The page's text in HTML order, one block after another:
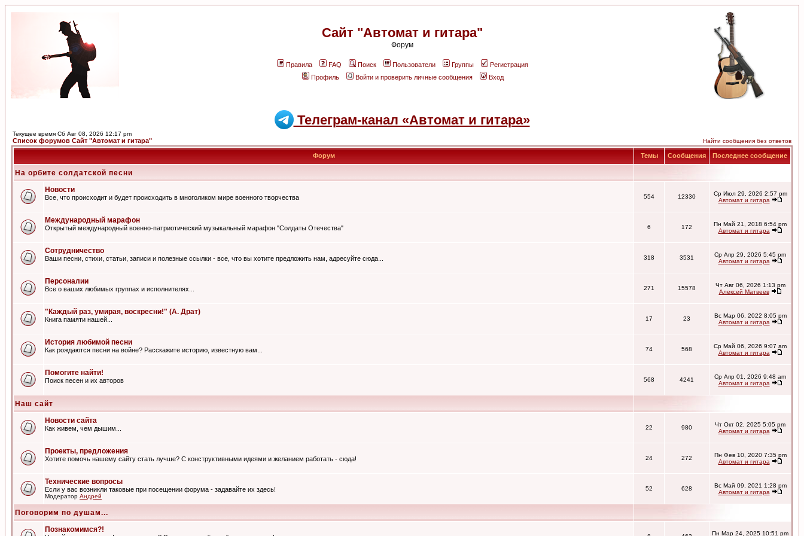
Сайт "Автомат и гитара"
Форум
Правила FAQ Поиск Пользователи Группы
Регистрация
Профиль
Войти и проверить личные сообщения Вход
Телеграм-канал «Автомат и гитара»
Текущее время Сб Авг 08, 2026 12:17 pm
Список форумов Сайт "Автомат и гитара" Найти сообщения без ответов
Форум Темы Сообщения Последнее сообщение
На орбите солдатской песни
Новости
Все, что происходит и будет происходить в многоликом мире военного творчества 554 12330
Ср Июл 29, 2026 2:57 pm
Автомат и гитара
Международный марафон
Открытый международный военно-патриотический музыкальный марафон "Солдаты Отечества" 6 172
Пн Май 21, 2018 6:54 pm
Автомат и гитара
Сотрудничество
Ваши песни, стихи, статьи, записи и полезные ссылки - все, что вы хотите предложить нам, адресуйте сюда... 318 3531
Ср Апр 29, 2026 5:45 pm
Автомат и гитара
Персоналии
Все о ваших любимых группах и исполнителях... 271 15578
Чт Авг 06, 2026 1:13 pm
Алексей Матвеев
"Каждый раз, умирая, воскресни!" (А. Драт)
Книга памяти нашей... 17 23
Вс Мар 06, 2022 8:05 pm
Автомат и гитара
История любимой песни
Как рождаются песни на войне? Расскажите историю, известную вам... 74 568
Ср Май 06, 2026 9:07 am
Автомат и гитара
Помогите найти!
Поиск песен и их авторов 568 4241
Ср Апр 01, 2026 9:48 am
Автомат и гитара
Наш сайт
Новости сайта
Как живем, чем дышим... 22 980
Чт Окт 02, 2025 5:05 pm
Автомат и гитара
Проекты, предложения
Хотите помочь нашему сайту стать лучше? С конструктивными идеями и желанием работать - сюда! 24 272
Пн Фев 10, 2020 7:35 pm
Автомат и гитара
Технические вопросы
Если у вас возникли таковые при посещении форума - задавайте их здесь!
Модератор Андрей
52 628
Вс Май 09, 2021 1:28 pm
Автомат и гитара
Поговорим по душам...
Познакомимся?!
Пн Мар 24, 2025 10:51 pm